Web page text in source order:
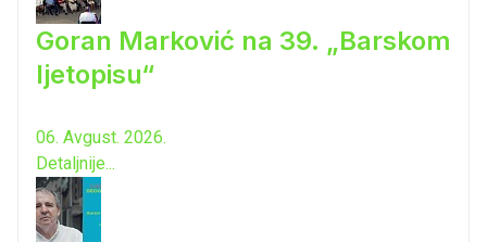
Goran Marković na 39. „Barskom
ljetopisu“
06. Avgust. 2026.
Detaljnije...